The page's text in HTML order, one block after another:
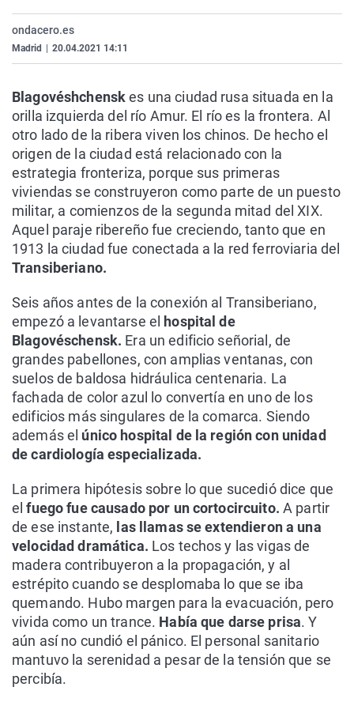
La rosa de los vientos
Como el perro y el
Caso
Equipo de
Operación Viuda
Extremadura
La Rioja
Navarra
País Vasco
Virales
Elecciones
ondacero.es
Madrid 20.04.2021 14:11
Blagovéshchenskes una ciudad rusa situada en la
orilla izquierda del río Amur. El río es la frontera. Al
otro lado de la ribera viven los chinos. De hecho el
origen de la ciudad está relacionado con la
estrategia fronteriza, porque sus primeras
viviendas se construyeron como parte de un puesto
militar, a comienzos de la segunda mitad del XIX.
Aquel paraje ribereño fue creciendo, tanto que en
1913 la ciudad fue conectada a la red ferroviaria del
Transiberiano.
Seis años antes de la conexión al Transiberiano,
empezó a levantarse el hospital de
Blagovéschensk. Era un edificio señorial, de
grandes pabellones, con amplias ventanas, con
suelos de baldosa hidráulica centenaria. La
fachada de color azul lo convertía en uno de los
edificios más singulares de la comarca. Siendo
además el único hospital de la región con unidad
de cardiología especializada.
La primera hipótesis sobre lo que sucedió dice que
elfuego fue causado por un cortocircuito.A partir
de ese instante, las llamas se extendieron a una
velocidad dramática. Los techos y las vigas de
madera contribuyeron a la propagación, y al
estrépito cuando se desplomaba lo que se iba
quemando. Hubo margen para la evacuación, pero
vivida como un trance. Había que darse prisa. Y
aún así no cundió el pánico. El personal sanitario
mantuvo la serenidad a pesar de la tensión que se
percibía.